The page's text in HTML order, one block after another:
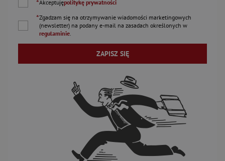
*Akceptujępolitykę prywatności
*Zgadzam się na otrzymywanie wiadomości marketingowych
(newsletter) na podany e-mail na zasadach określonych w
regulaminie.
ZAPISZ SIĘ